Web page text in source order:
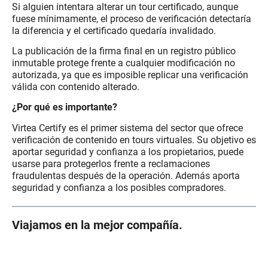
Si alguien intentara alterar un tour certificado, aunque
fuese mínimamente, el proceso de verificación detectaría
la diferencia y el certificado quedaría invalidado.
La publicación de la firma final en un registro público
inmutable protege frente a cualquier modificación no
autorizada, ya que es imposible replicar una verificación
válida con contenido alterado.
¿Por qué es importante?
Virtea Certify es el primer sistema del sector que ofrece
verificación de contenido en tours virtuales. Su objetivo es
aportar seguridad y confianza a los propietarios, puede
usarse para protegerlos frente a reclamaciones
fraudulentas después de la operación. Además aporta
seguridad y confianza a los posibles compradores.
Viajamos en la mejor compañía.